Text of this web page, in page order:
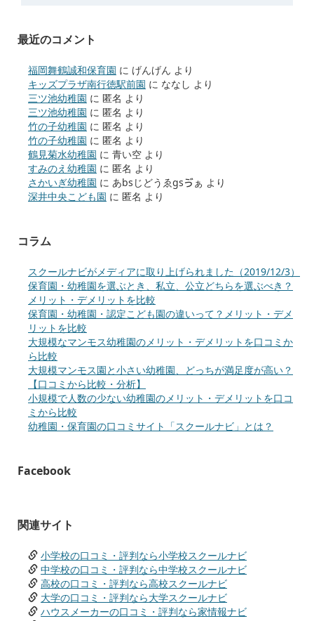
最近のコメント
福岡舞鶴誠和保育園 に げんげん より
キッズプラザ南行徳駅前園 に ななし より
三ツ池幼稚園 に 匿名 より
三ツ池幼稚園 に 匿名 より
竹の子幼稚園 に 匿名 より
竹の子幼稚園 に 匿名 より
鶴見菊水幼稚園 に 青い空 より
すみのえ幼稚園 に 匿名 より
さかいぎ幼稚園 に あbsじどうゑgsゔぁ より
深井中央こども園 に 匿名 より
コラム
スクールナビがメディアに取り上げられました（2019/12/3）
保育園・幼稚園を選ぶとき、私立、公立どちらを選ぶべき？
メリット・デメリットを比較
保育園・幼稚園・認定こども園の違いって？メリット・デメ
リットを比較
大規模なマンモス幼稚園のメリット・デメリットを口コミか
ら比較
大規模マンモス園と小さい幼稚園、どっちが満足度が高い？
【口コミから比較・分析】
小規模で人数の少ない幼稚園のメリット・デメリットを口コ
ミから比較
幼稚園・保育園の口コミサイト「スクールナビ」とは？
Facebook
関連サイト
小学校の口コミ・評判なら小学校スクールナビ
中学校の口コミ・評判なら中学校スクールナビ
高校の口コミ・評判なら高校スクールナビ
大学の口コミ・評判なら大学スクールナビ
ハウスメーカーの口コミ・評判なら家情報ナビ